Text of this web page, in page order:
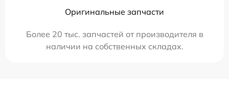
Оригинальные запчасти
Более 20 тыс. запчастей от производителя в
наличии на собственных складах.